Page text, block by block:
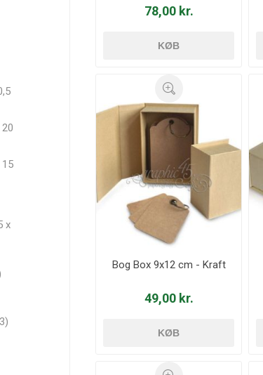
78,00 kr.
KØB
Bog Box 9x12 cm - Kraft
49,00 kr.
KØB
x